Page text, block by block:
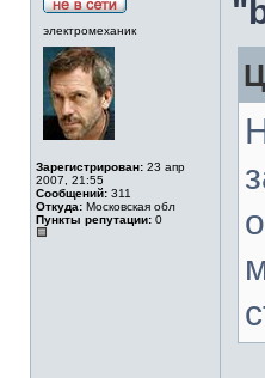
электромеханик
Зарегистрирован: 23 апр
2007, 21:55
Сообщений: 311
Откуда: Московская обл
Пункты репутации: 0